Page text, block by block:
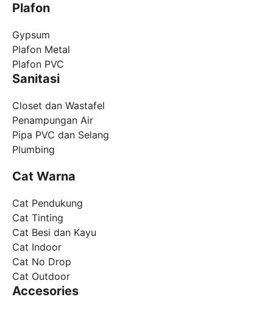
Plafon
Gypsum
Plafon Metal
Plafon PVC
Sanitasi
Closet dan Wastafel
Penampungan Air
Pipa PVC dan Selang
Plumbing
Cat Warna
Cat Pendukung
Cat Tinting
Cat Besi dan Kayu
Cat Indoor
Cat No Drop
Cat Outdoor
Accesories